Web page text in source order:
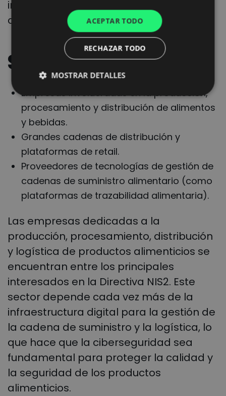
implementar estándares de
ciberseguridad para mitigar los riesgos.
Sector alimentario
Empresas involucradas en la producción,
procesamiento y distribución de alimentos
y bebidas.
Grandes cadenas de distribución y
plataformas de retail.
Proveedores de tecnologías de gestión de
cadenas de suministro alimentario (como
plataformas de trazabilidad alimentaria).
Las empresas dedicadas a la
producción, procesamiento, distribución
y logística de productos alimenticios se
encuentran entre los principales
interesados en la Directiva NIS2. Este
sector depende cada vez más de la
infraestructura digital para la gestión de
la cadena de suministro y la logística, lo
que hace que la ciberseguridad sea
fundamental para proteger la calidad y
la seguridad de los productos
alimenticios.
FRENCH
ACEPTAR TODO
RECHAZAR TODO
MOSTRAR DETALLES